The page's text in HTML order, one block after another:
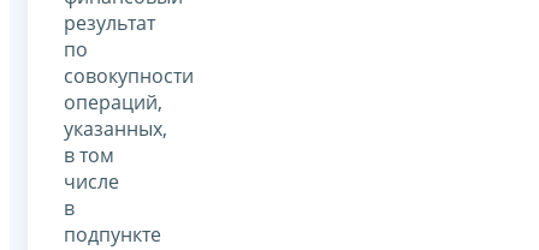
результат
по
совокупности
операций,
указанных,
в том
числе
в
подпункте